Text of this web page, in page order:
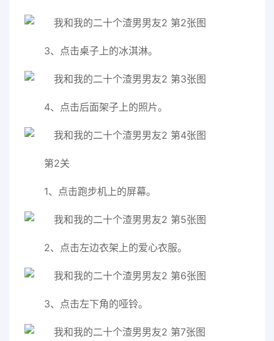
3、点击桌子上的冰淇淋。
4、点击后面架子上的照片。
第2关
1、点击跑步机上的屏幕。
2、点击左边衣架上的爱心衣服。
3、点击左下角的哑铃。